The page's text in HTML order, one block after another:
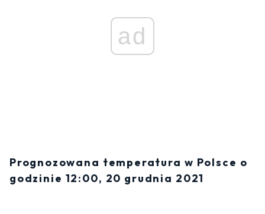
ad
Prognozowana temperatura w Polsce o
godzinie 12:00, 20 grudnia 2021